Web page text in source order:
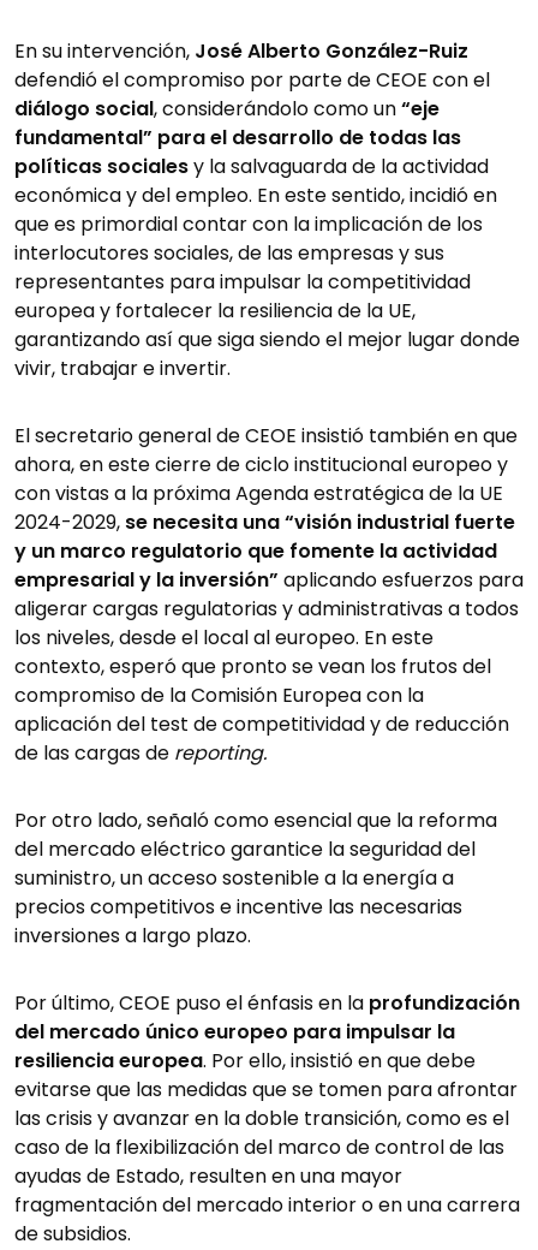
En su intervención, José Alberto González-Ruiz
defendió el compromiso por parte de CEOE con el
diálogo social, considerándolo como un“eje
fundamental” para el desarrollo de todas las
políticas socialesy la salvaguarda de la actividad
económica y del empleo. En este sentido, incidió en
que es primordial contar con la implicación de los
interlocutores sociales, de las empresas y sus
representantes para impulsar la competitividad
europea y fortalecer la resiliencia de la UE,
garantizando así que siga siendo el mejor lugar donde
vivir, trabajar e invertir.
El secretario general de CEOE insistió también en que
ahora, en este cierre de ciclo institucional europeo y
con vistas a la próxima Agenda estratégica de la UE
2024-2029, se necesita una “visión industrial fuerte
y un marco regulatorio que fomente la actividad
empresarial y la inversión” aplicando esfuerzos para
aligerar cargas regulatorias y administrativas a todos
los niveles, desde el local al europeo. En este
contexto, esperó que pronto se vean los frutos del
compromiso de la Comisión Europea con la
aplicación del test de competitividad y de reducción
de las cargas de reporting.
Por otro lado, señaló como esencial que la reforma
del mercado eléctrico garantice la seguridad del
suministro, un acceso sostenible a la energía a
precios competitivos e incentive las necesarias
inversiones a largo plazo.
Por último, CEOE puso el énfasis en la profundización
del mercado único europeo para impulsar la
resiliencia europea. Por ello, insistió en que debe
evitarse que las medidas que se tomen para afrontar
las crisis y avanzar en la doble transición, como es el
caso de la flexibilización del marco de control de las
ayudas de Estado, resulten en una mayor
fragmentación del mercado interior o en una carrera
de subsidios.